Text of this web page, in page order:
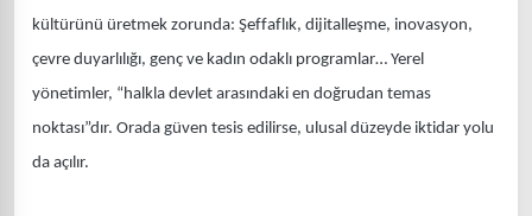
kültürünü üretmek zorunda: Şeffaflık, dijitalleşme, inovasyon,
çevre duyarlılığı, genç ve kadın odaklı programlar… Yerel
yönetimler, “halkla devlet arasındaki en doğrudan temas
noktası”dır. Orada güven tesis edilirse, ulusal düzeyde iktidar yolu
da açılır.